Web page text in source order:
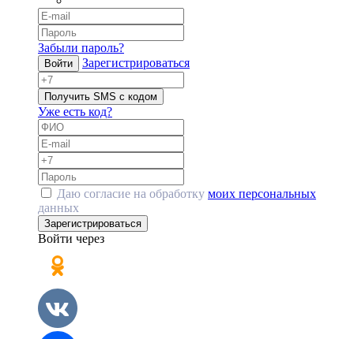
Забыли пароль?
Войти Зарегистрироваться
Получить SMS с кодом
Уже есть код?
Даю согласие на обработку моих персональных
данных
Зарегистрироваться
Войти через